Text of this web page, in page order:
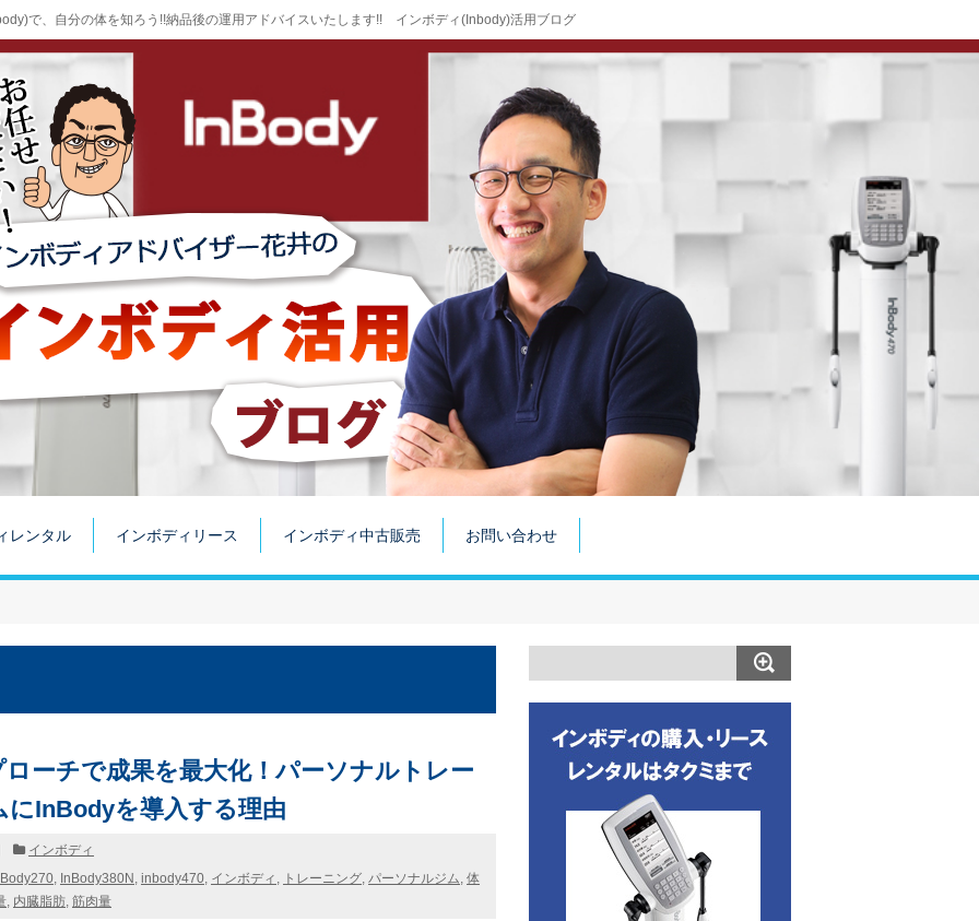
で、自分の体を知ろう!!納品後の運用アドバイスいたします!! インボディ(Inbody)活用ブログ
レンタル インボディリース インボディ中古販売 お問い合わせ
ーチで成果を最大化！パーソナルトレー
にInBodyを導入する理由
インボディ
, InBody380N , inbody470, インボディ , トレーニング, パーソナルジム, 体
, 内臓脂肪, 筋肉量